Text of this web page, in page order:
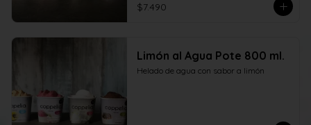
$7.490
Limón al Agua Pote 800 ml.
Helado de agua con sabor a limón